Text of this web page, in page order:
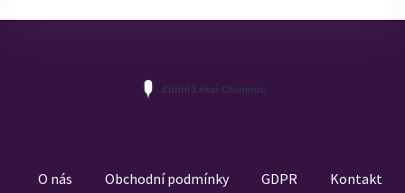
O nás Obchodní podmínky GDPR Kontakt